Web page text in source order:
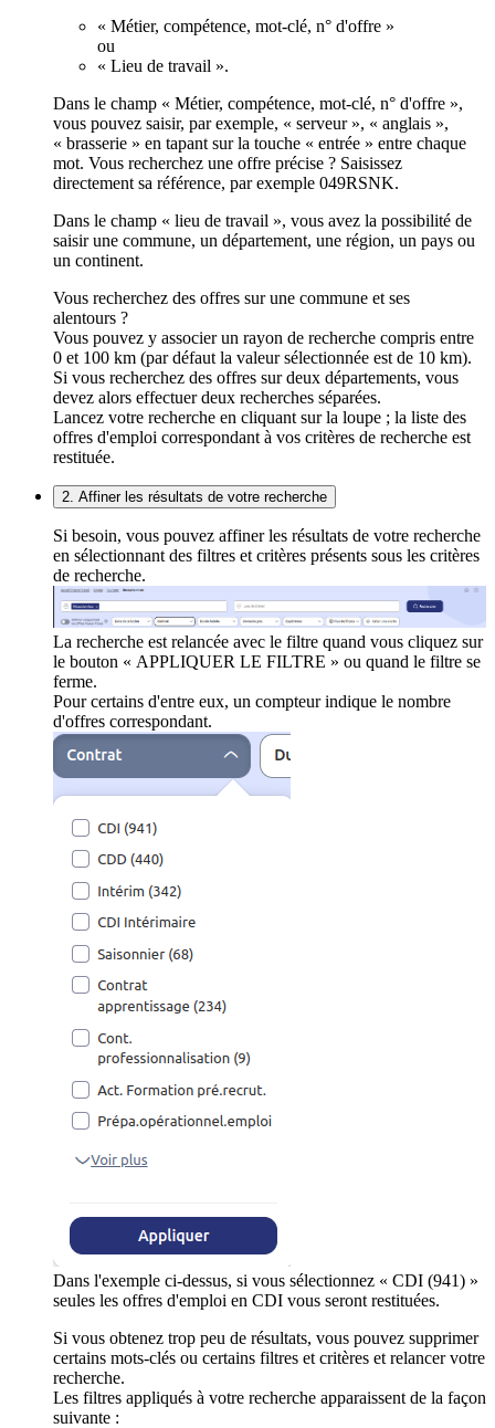
« Métier, compétence, mot-clé, n° d'offre »
ou
« Lieu de travail ».
Dans le champ « Métier, compétence, mot-clé, n° d'offre »,
vous pouvez saisir, par exemple, « serveur », « anglais »,
« brasserie » en tapant sur la touche « entrée » entre chaque
mot. Vous recherchez une offre précise ? Saisissez
directement sa référence, par exemple 049RSNK.
Dans le champ « lieu de travail », vous avez la possibilité de
saisir une commune, un département, une région, un pays ou
un continent.
Vous recherchez des offres sur une commune et ses
alentours ?
Vous pouvez y associer un rayon de recherche compris entre
0 et 100 km (par défaut la valeur sélectionnée est de 10 km).
Si vous recherchez des offres sur deux départements, vous
devez alors effectuer deux recherches séparées.
Lancez votre recherche en cliquant sur la loupe ; la liste des
offres d'emploi correspondant à vos critères de recherche est
restituée.
2. Affiner les résultats de votre recherche
Si besoin, vous pouvez affiner les résultats de votre recherche
en sélectionnant des filtres et critères présents sous les critères
de recherche.
La recherche est relancée avec le filtre quand vous cliquez sur
le bouton « APPLIQUER LE FILTRE » ou quand le filtre se
ferme.
Pour certains d'entre eux, un compteur indique le nombre
d'offres correspondant.
Dans l'exemple ci-dessus, si vous sélectionnez « CDI (941) »
seules les offres d'emploi en CDI vous seront restituées.
Si vous obtenez trop peu de résultats, vous pouvez supprimer
certains mots-clés ou certains filtres et critères et relancer votre
recherche.
Les filtres appliqués à votre recherche apparaissent de la façon
suivante :